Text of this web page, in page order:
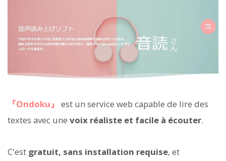
『Ondoku』 est un service web capable de lire des
textes avec une voix réaliste et facile à écouter.
C'est gratuit, sans installation requise, et